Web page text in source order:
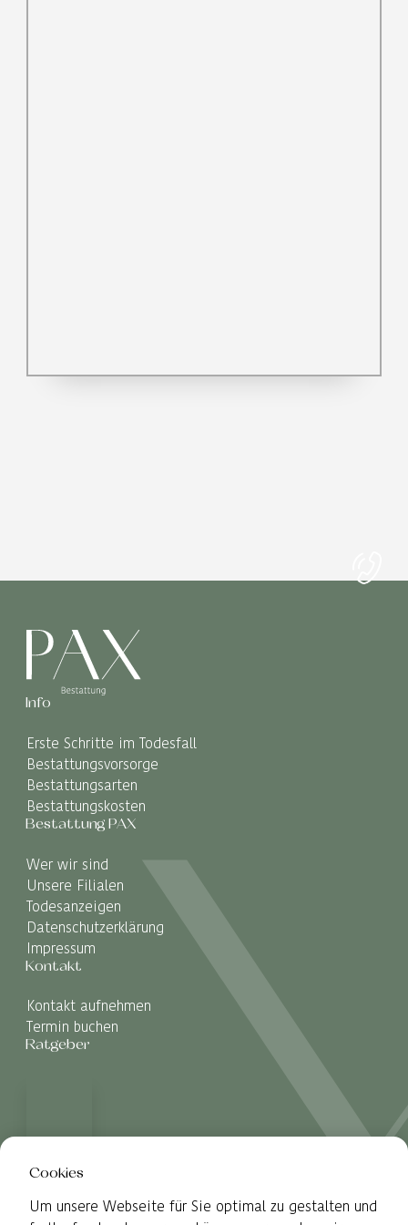
Info
Erste Schritte im Todesfall
Bestattungsvorsorge
Bestattungsarten
Bestattungskosten
Bestattung PAX
Wer wir sind
Unsere Filialen
Todesanzeigen
Datenschutzerklärung
Impressum
Kontakt
Kontakt aufnehmen
Termin buchen
Ratgeber
Cookies
Um unsere Webseite für Sie optimal zu gestalten und